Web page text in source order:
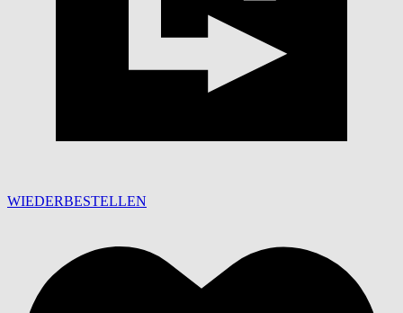
WIEDERBESTELLEN